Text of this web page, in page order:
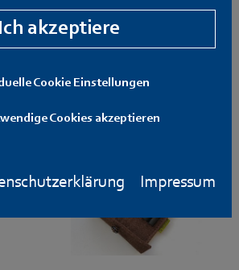
Ich akzeptiere
Cookie Einstellungen
Cookies akzeptieren
Impressum